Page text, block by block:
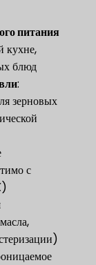
питания​
кухне,
блюд
​:
зерновых
с